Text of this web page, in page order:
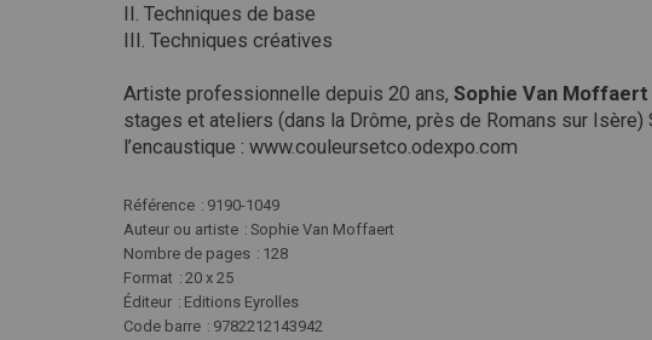
II. Techniques de base
III. Techniques créatives
Artiste professionnelle depuis 20 ans, Sophie Van Moffaert
stages et ateliers (dans la Drôme, près de Romans sur
l’encaustique : www.couleursetco.odexpo.com
Plus
d'infos
Référence
9190-1049
Auteur ou artiste
Sophie Van Moffaert
Nombre de pages
128
Format
20 x 25
Éditeur
Editions Eyrolles
Code barre
9782212143942